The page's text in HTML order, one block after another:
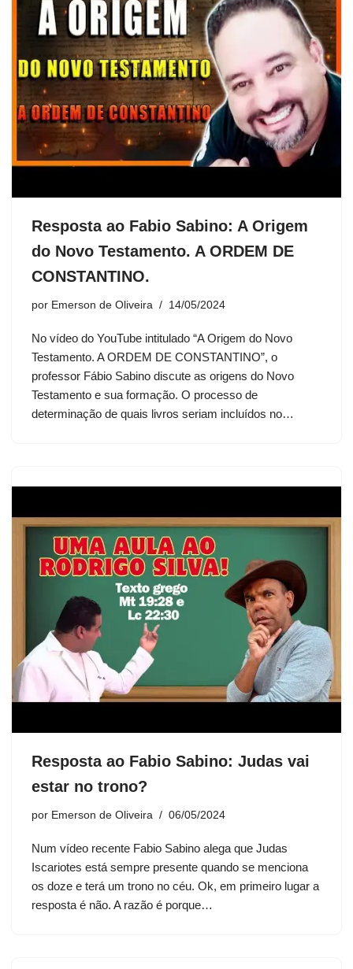
Resposta ao Fabio Sabino: A Origem
do Novo Testamento. A ORDEM DE
CONSTANTINO.
por Emerson de Oliveira 14/05/2024
No vídeo do YouTube intitulado “A Origem do Novo
Testamento. A ORDEM DE CONSTANTINO”, o
professor Fábio Sabino discute as origens do Novo
Testamento e sua formação. O processo de
determinação de quais livros seriam incluídos no…
Resposta ao Fabio Sabino: Judas vai
estar no trono?
por Emerson de Oliveira 06/05/2024
Num vídeo recente Fabio Sabino alega que Judas
Iscariotes está sempre presente quando se menciona
os doze e terá um trono no céu. Ok, em primeiro lugar a
resposta é não. A razão é porque…